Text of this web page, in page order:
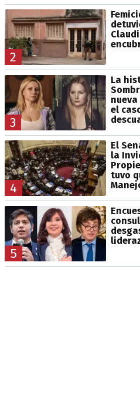
2
3
La
el
4
El
la
tuvo
5